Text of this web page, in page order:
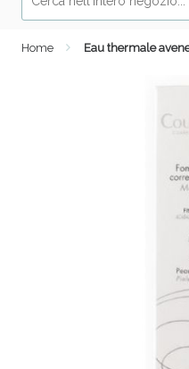
Home Eau thermale
solo